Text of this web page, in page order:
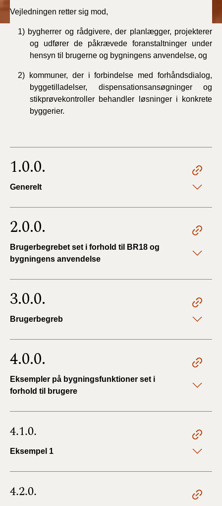
BR18 (1/1-4/7 2019)
BR18 (1/7-31/12
2018)
BR18 (1/1-30/6
2018)
BR15 (2015-2018)
2010)
Vejledningen retter sig mod,
1) bygherrer og rådgivere, der planlægger, projekterer
og udfører de påkrævede foranstaltninger under
hensyn til brugerne og bygningens anvendelse, og
2) kommuner, der i forbindelse med forhåndsdialog,
byggetilladelser, dispensationsansøgninger og
stikprøvekontroller behandler løsninger i konkrete
byggerier.
1.0.0.
Generelt
2.0.0.
Brugerbegrebet set i forhold til BR18 og
bygningens anvendelse
3.0.0.
Brugerbegreb
4.0.0.
Eksempler på bygningsfunktioner set i
forhold til brugere
4.1.0.
Eksempel 1
4.2.0.